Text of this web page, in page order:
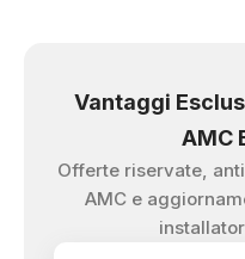
Vantaggi
AMC
Offerte riservate,
AMC e